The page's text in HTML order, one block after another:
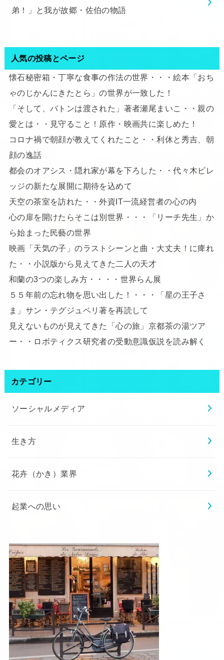
弟！」と我が故郷・佐伯の物語
人気の投稿とページ
懐石秘密箱・丁寧な食事の作法の世界・・・絵本「おち
ゃのじかんにきたとら」の世界が一致した！
「そして、バトンは渡された」著者瀬尾まいこ・・親の
愛とは・・見守ること！原作・映画共に楽しめた！
コロナ禍で朝顔が教えてくれたこと・・利休と秀吉、朝
顔の逸話
都会のオアシス・隠れ家が幕を下ろした・・代々木ビレ
ッジの新たな展開に期待を込めて
天空の茶室を訪れた・・外資IT一流経営者の心の内
心の扉を開けたらそこは別世界・・・「リーチ先生」か
ら始まった民藝の世界
映画「天気の子」のラストシーンと曲・大丈夫！に痺れ
た・・小説版から見えてきた二人の天才
和蘭の3つの楽しみ方・・・・世界らん展
５５年前の忘れ物を思い出した！・・・「星の王子さ
ま」サン・テグジュペリ著を再読して
見えないものが見えてきた「心の旅」京都茶の湯ツア
ー・・ロボティクス研究者の受動意識仮説を読み解く
カテゴリー
ソーシャルメディア
生き方
花卉（かき）業界
起業への思い